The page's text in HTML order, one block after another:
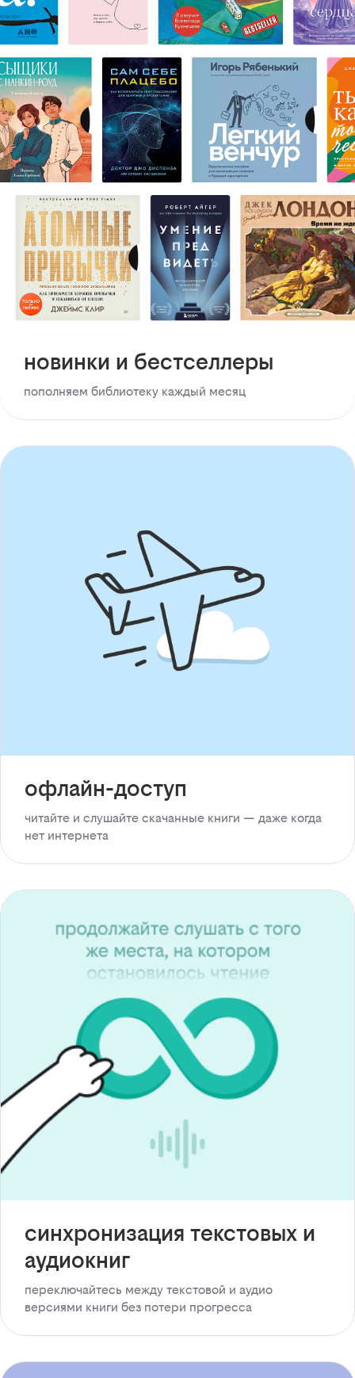
новинки и бестселлеры
пополняем библиотеку каждый месяц
офлайн-доступ
читайте и слушайте скачанные книги — даже когда
нет интернета
синхронизация текстовых и
аудиокниг
переключайтесь между текстовой и аудио
версиями книги без потери прогресса